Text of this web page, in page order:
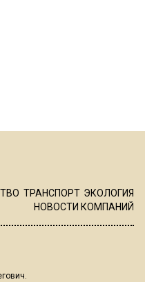
ТРАНСПОРТ ЭКОЛОГИЯ
НОВОСТИ КОМПАНИЙ